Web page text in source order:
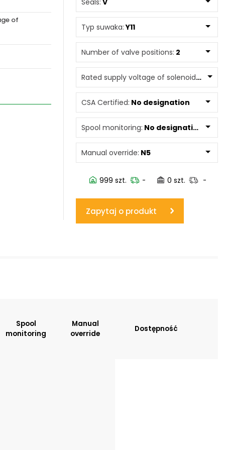
www.powerhydraulics.eu
Engineering for motion
of
Seals: V
Typ suwaka:Y11
Number of valve positions: 2
Rated supply voltage of solenoids: 12060
CSA Certified: No designation
Spool monitoring: No designation
Manual override: N5
999 szt. - 0 szt. -
Zapytaj o produkt
Spool
monitoring
Manual
override
Dostępność